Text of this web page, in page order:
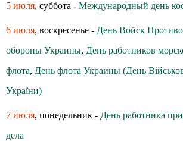
5 июля, суббота - Международный день
6 июля, воскресенье - День Войск
обороны Украины, День работников
флота, День флота Украины (День
України)
7 июля, понедельник - День работника
дела